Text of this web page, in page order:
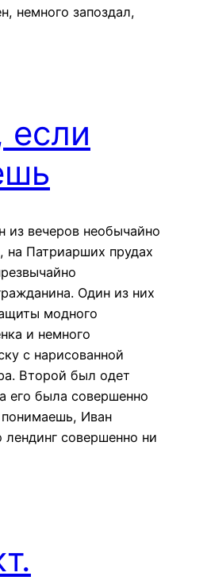
немного запоздал,
если
вечеров необычайно
на Патриарших прудах
Один из них
модного
и немного
с нарисованной
Второй был одет
его была совершенно
Иван
лендинг совершенно ни